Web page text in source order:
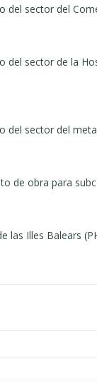
del sector del
del sector de la
del sector del
de obra para
las Illes Balears